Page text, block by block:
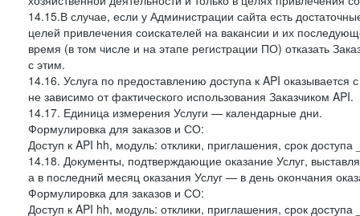
14.15.В случае, если у Администрации сайта есть
целей привлечения соискателей на вакансии и их
время (в том числе и на этапе регистрации ПО) отказать
с этим.
14.16. Услуга по предоставлению доступа к API оказывается
не зависимо от фактического использования Заказчиком API.
14.17. Единица измерения Услуги — календарные дни.
Формулировка для заказов и СО:
Доступ к API hh, модуль: отклики, приглашения, срок
14.18. Документы, подтверждающие оказание Услуг,
а в последний месяц оказания Услуг — в день окончания
Формулировка для заказов и СО:
Доступ к API hh, модуль: отклики, приглашения, срок